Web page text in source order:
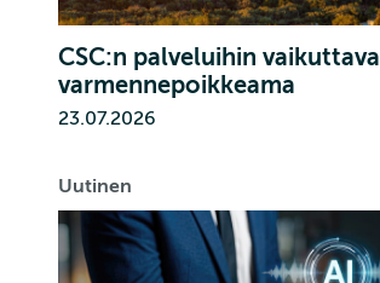
CSC:n palveluihin vaikuttava
varmennepoikkeama
23.07.2026
Uutinen